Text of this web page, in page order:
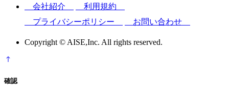
会社紹介
利用規約
プライバシーポリシー
お問い合わせ
Copyright © AISE,Inc. All rights reserved.
確認